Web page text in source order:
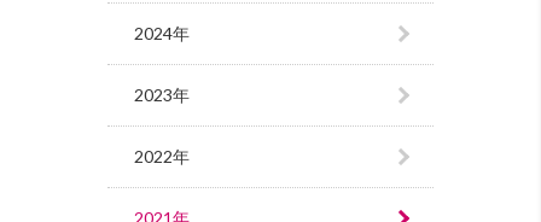
2024年
2023年
2022年
2021年